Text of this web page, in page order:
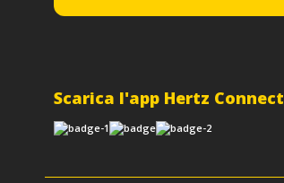
Scarica l'app Hertz Connect